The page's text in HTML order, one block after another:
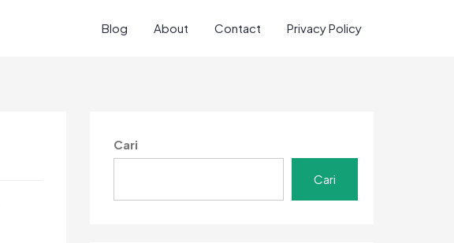
Blog About Contact Privacy Policy
Cari
Cari